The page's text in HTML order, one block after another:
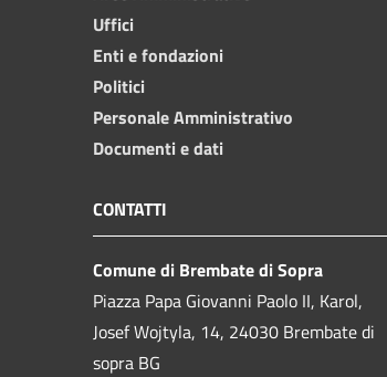
Uffici
Enti e fondazioni
Politici
Personale Amministrativo
Documenti e dati
CONTATTI
Comune di Brembate di Sopra
Piazza Papa Giovanni Paolo II, Karol,
Josef Wojtyla, 14, 24030 Brembate di
sopra BG